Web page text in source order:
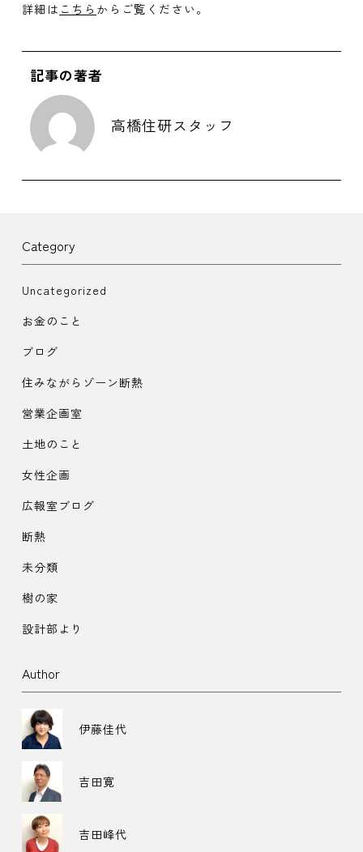
詳細は こちら からご覧ください。
記事の著者
高橋住研スタッフ
Category
Uncategorized
お金のこと
ブログ
住みながらゾーン断熱
営業企画室
土地のこと
女性企画
広報室ブログ
断熱
未分類
樹の家
設計部より
Author
伊藤佳代
吉田寛
吉田峰代